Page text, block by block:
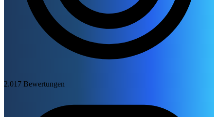
2.017 Bewertungen